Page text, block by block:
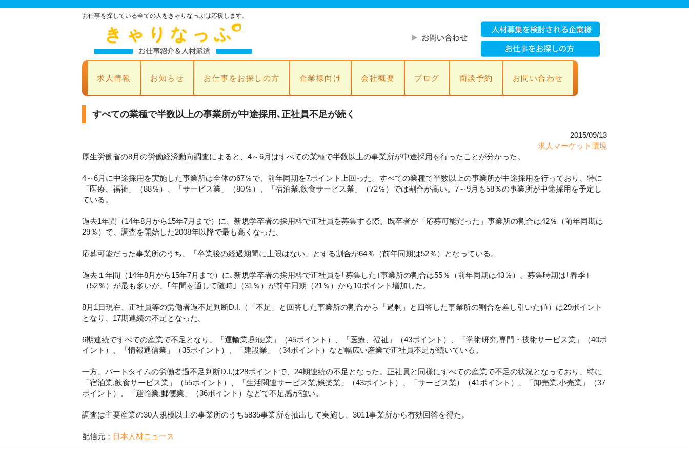
お仕事を探している全ての人をきゃりなっぷは応援します。
求人情報 お知らせ お仕事をお探しの方 企業様向け 会社概要 ブログ 面談予約 お問い合わせ
すべての業種で半数以上の事業所が中途採用､正社員不足が続く
2015/09/13
求人マーケット環境
厚生労働省の8月の労働経済動向調査によると、4～6月はすべての業種で半数以上の事業所が中途採用を行ったことが分かった。
4～6月に中途採用を実施した事業所は全体の67％で、前年同期を7ポイント上回った。すべての業種で半数以上の事業所が中途採用を行っており、特に
「医療、福祉」（88％）、「サービス業」（80％）、「宿泊業,飲食サービス業」（72％）では割合が高い。7～9月も58％の事業所が中途採用を予定し
ている。
過去1年間（14年8月から15年7月まで）に、新規学卒者の採用枠で正社員を募集する際、既卒者が「応募可能だった」事業所の割合は42％（前年同期は
29％）で、調査を開始した2008年以降で最も高くなった。
応募可能だった事業所のうち、「卒業後の経過期間に上限はない」とする割合が64％（前年同期は52％）となっている。
過去１年間（14年8月から15年7月まで）に､新規学卒者の採用枠で正社員を｢募集した｣事業所の割合は55％（前年同期は43％）。募集時期は｢春季｣
（52％）が最も多いが、｢年間を通して随時｣（31％）が前年同期（21％）から10ポイント増加した。
8月1日現在、正社員等の労働者過不足判断D.I.（「不足」と回答した事業所の割合から「過剰」と回答した事業所の割合を差し引いた値）は29ポイント
となり、17期連続の不足となった。
6期連続ですべての産業で不足となり、「運輸業,郵便業」（45ポイント）、「医療、福祉」（43ポイント）、「学術研究,専門・技術サービス業」（40ポ
イント）、「情報通信業」（35ポイント）、「建設業」（34ポイント）など幅広い産業で正社員不足が続いている。
一方、パートタイムの労働者過不足判断D.I.は28ポイントで、24期連続の不足となった。正社員と同様にすべての産業で不足の状況となっており、特に
「宿泊業,飲食サービス業」（55ポイント）、「生活関連サービス業,娯楽業」（43ポイント）、「サービス業）（41ポイント）、「卸売業,小売業」（37
ポイント）、「運輸業,郵便業」（36ポイント）などで不足感が強い。
調査は主要産業の30人規模以上の事業所のうち5835事業所を抽出して実施し、3011事業所から有効回答を得た。
配信元： 日本人材ニュース